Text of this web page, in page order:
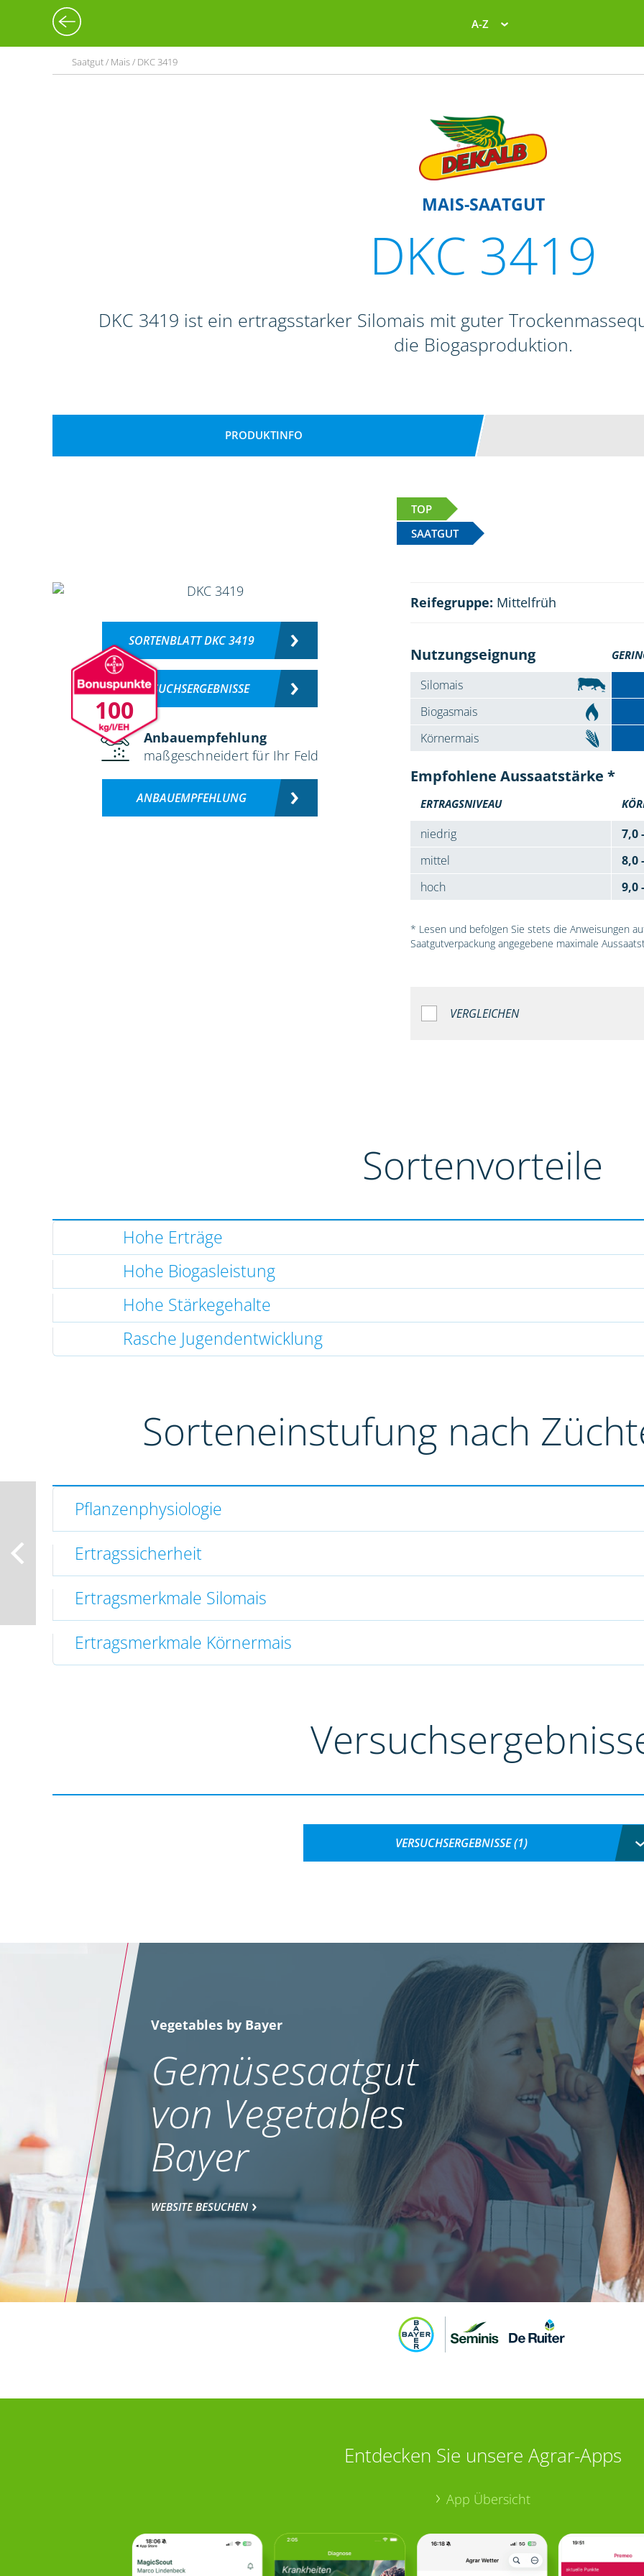
A-Z
Saatgut / Mais / DKC 3419
MAIS-SAATGUT
DKC 3419
DKC 3419 ist ein ertragsstarker Silomais mit guter
die Biogasproduktion.
PRODUKTINFO
TOP
SAATGUT
100
SORTENBLATT DKC 3419
VERSUCHSERGEBNISSE
Anbauempfehlung
maßgeschneidert für Ihr Feld
ANBAUEMPFEHLUNG
Reifegruppe: Mittelfrüh
Nutzungseignung
Silomais
Biogasmais
Körnermais
Empfohlene Aussaatstärke *
ERTRAGSNIVEAU
niedrig
7,0
mittel
8,0
hoch
9,0
* Lesen und befolgen Sie stets die Anweisungen
Saatgutverpackung angegebene maximale
VERGLEICHEN
Sortenvorteile
Hohe Erträge
Hohe Biogasleistung
Hohe Stärkegehalte
Rasche Jugendentwicklung
Sorteneinstufung nach
Pflanzenphysiologie
Ertragssicherheit
Ertragsmerkmale Silomais
Ertragsmerkmale Körnermais
VERSUCHSERGEBNISSE (1)
Vegetables by Bayer
Gemüsesaatgut
von Vegetables
Bayer
WEBSITE BESUCHEN
Entdecken Sie unsere Agrar-Apps
App Übersicht